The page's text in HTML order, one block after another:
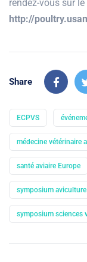
rendez-vous sur
http://
Share
ECPVS
médecine vétérinaire
santé aviaire Europe
symposium
symposium sciences